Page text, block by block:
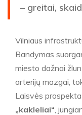
– greitai,
Vilniaus
Bandymas
miesto dažnai
arterijų mazgai,
Laisvės
„kakleliai“ ,